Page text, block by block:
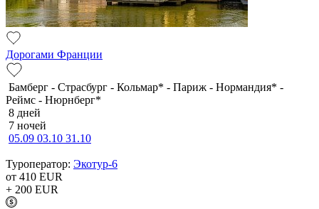
Дорогами Франции
Бамберг - Страсбург - Кольмар* - Париж - Нормандия* -
Реймс - Нюрнберг*
8 дней
7 ночей
05.09 03.10 31.10
Туроператор: Экотур-6
от 410 EUR
+ 200 EUR